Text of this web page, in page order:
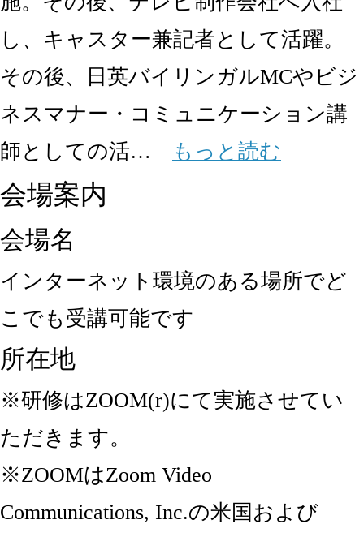
し、キャスター兼記者として活躍。
その後、日英バイリンガルMCやビジ
ネスマナー・コミュニケーション講
師としての活…
もっと読む
会場案内
会場名
インターネット環境のある場所でど
こでも受講可能です
所在地
※研修はZOOM(r)にて実施させてい
ただきます。
※ZOOMはZoom Video
Communications, Inc.の米国および